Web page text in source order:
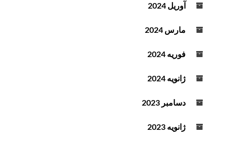
آوریل 2024
مارس 2024
فوریه 2024
ژانویه 2024
دسامبر 2023
ژانویه 2023